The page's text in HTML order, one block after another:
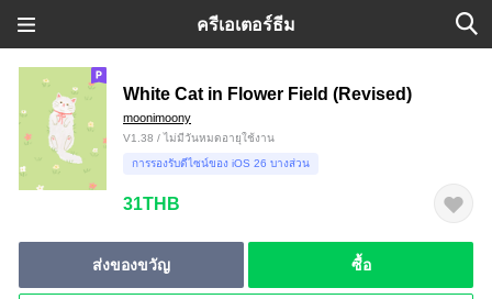
ครีเอเตอร์ธีม
White Cat in Flower Field (Revised)
moonimoony
V1.38 / ไม่มีวันหมดอายุใช้งาน
การรองรับดีไซน์ของ iOS 26 บางส่วน
31THB
ส่งของขวัญ ซื้อ